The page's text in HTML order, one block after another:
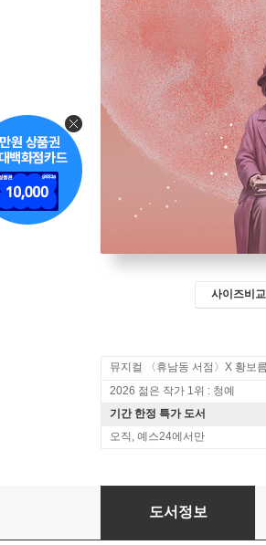
사이즈비교
2026 젊은 작가 1위 : 청예
기간 한정 특가 도서
오직, 예스24에서만
우양선화의 모험
도서정보